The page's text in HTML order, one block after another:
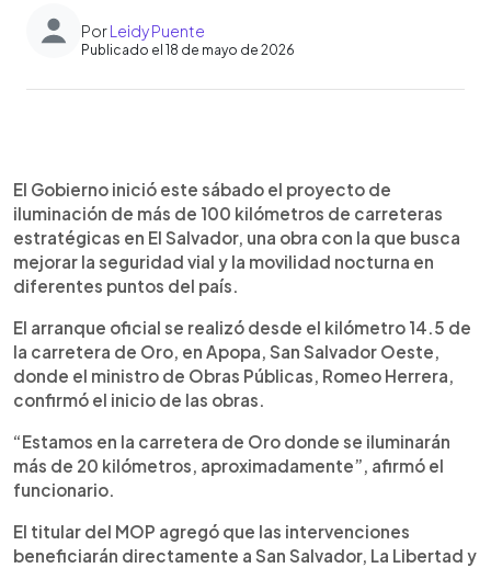
PorLeidy Puente
Publicado el 18 de mayo de 2026
► Escuchar artículo
resumen ia general
El Gobierno inició este sábado el proyecto de
iluminación de más de 100 kilómetros de carreteras
estratégicas en El Salvador, una obra con la que busca
mejorar la seguridad vial y la movilidad nocturna en
diferentes puntos del país.
El arranque oficial se realizó desde el kilómetro 14.5 de
la carretera de Oro, en Apopa, San Salvador Oeste,
donde el ministro de Obras Públicas, Romeo Herrera,
confirmó el inicio de las obras.
“Estamos en la carretera de Oro donde se iluminarán
más de 20 kilómetros, aproximadamente”, afirmó el
funcionario.
El titular del MOP agregó que las intervenciones
beneficiarán directamente a San Salvador, La Libertad y